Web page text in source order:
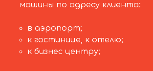
машины по адресу клиента:
в аэропорт;
к гостинице, к отелю;
к бизнес центру;